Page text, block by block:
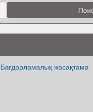
Бағдарламалық жасақтама